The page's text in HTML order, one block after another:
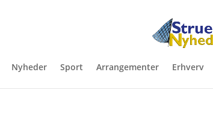
Nyheder Sport Arrangementer Erhverv